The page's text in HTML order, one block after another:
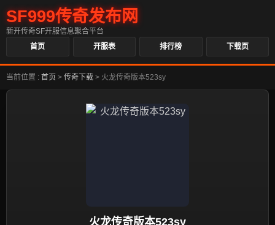
SF999传奇发布网
新开传奇SF开服信息聚合平台
首页
开服表 排行榜 下载页
当前位置 : 首页 > 传奇下载 > 火龙传奇版本523sy
火龙传奇版本523sy